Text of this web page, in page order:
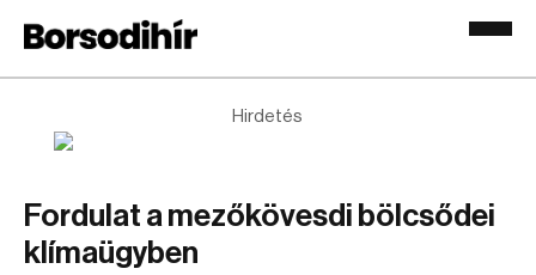
Hirdetés
Fordulat a mezőkövesdi bölcsődei
klímaügyben